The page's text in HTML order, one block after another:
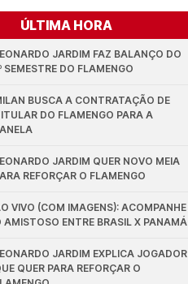
ÚLTIMA HORA
JARDIM FAZ BALANÇO DO
SEMESTRE DO FLAMENGO
BUSCA A CONTRATAÇÃO DE
DO FLAMENGO PARA A
JARDIM QUER NOVO MEIA
REFORÇAR O FLAMENGO
VIVO (COM IMAGENS): ACOMPANHE
AMISTOSO ENTRE BRASIL X PANAMÁ
JARDIM EXPLICA JOGADOR
QUER PARA REFORÇAR O